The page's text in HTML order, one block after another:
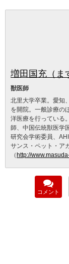
増田国充（ま
獣医師
北里大学卒業。愛知
を開院。一般診療の
洋医療を行っている
師、中国伝統獣医学
研究会学術委員、
サンス・ペット・ア
（ http://
コメント